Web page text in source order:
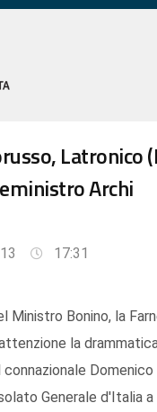
Latronico
Archi
17:31
Ministro Bonino, la
la
Domenico
Generale d'Italia a